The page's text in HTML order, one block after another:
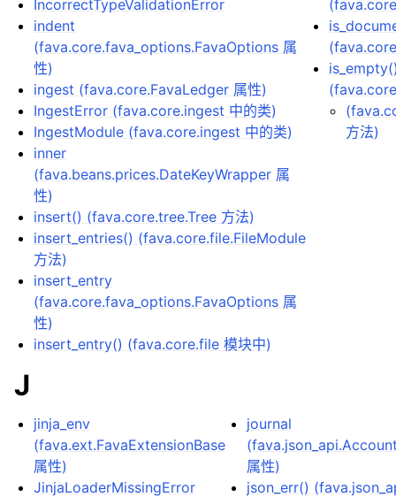
IncorrectTypeValidationError
indent
(fava.core.fava_options.FavaOptions 属
性)
ingest (fava.core.FavaLedger 属性)
IngestError (fava.core.ingest 中的类)
IngestModule (fava.core.ingest 中的类)
inner
(fava.beans.prices.DateKeyWrapper 属
性)
insert() (fava.core.tree.Tree 方法)
insert_entries() (fava.core.file.FileModule
方法)
insert_entry
(fava.core.fava_options.FavaOptions 属
性)
insert_entry() (fava.core.file 模块中)
方法)
J
jinja_env
(fava.ext.FavaExtensionBase
属性)
JinjaLoaderMissingError
journal
属性)
json_err()